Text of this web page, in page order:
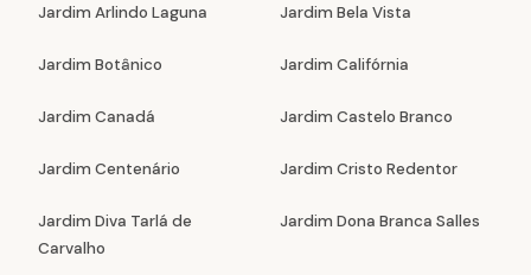
Jardim Arlindo Laguna Jardim Bela Vista
Jardim Botânico Jardim Califórnia
Jardim Canadá Jardim Castelo Branco
Jardim Centenário Jardim Cristo Redentor
Jardim Diva Tarlá de
Carvalho
Jardim Dona Branca Salles